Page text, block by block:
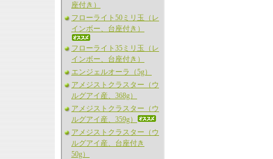
座付き）
フローライト50ミリ玉（レ
インボー、台座付き）
フローライト35ミリ玉（レ
インボー、台座付き）
エンジェルオーラ（5g）
アメジストクラスター（ウ
ルグアイ産、368g）
アメジストクラスター（ウ
ルグアイ産、359g）
アメジストクラスター（ウ
ルグアイ産、台座付き
50g）